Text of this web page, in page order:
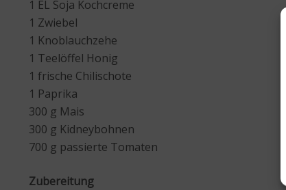
1 EL Soja Kochcreme
1 Zwiebel
1 Knoblauchzehe
1 Teelöffel Honig
1 frische Chilischote
1 Paprika
300 g Mais
300 g Kidneybohnen
700 g passierte Tomaten
Zubereitung